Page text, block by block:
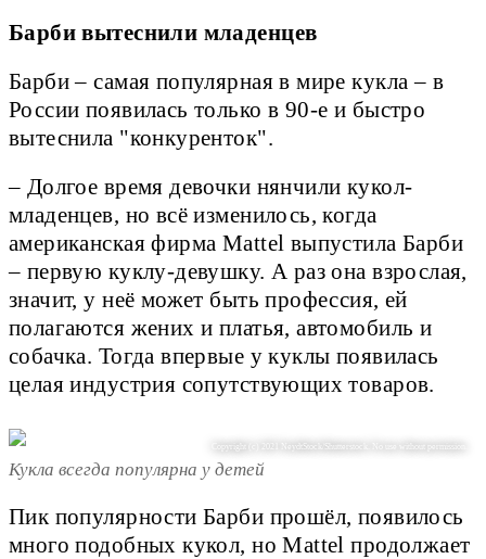
Барби вытеснили младенцев
Барби – самая популярная в мире кукла – в
России появилась только в 90-е и быстро
вытеснила "конкуренток".
– Долгое время девочки нянчили кукол-
младенцев, но всё изменилось, когда
американская фирма Mattel выпустила Барби
– первую куклу-девушку. А раз она взрослая,
значит, у неё может быть профессия, ей
полагаются жених и платья, автомобиль и
собачка. Тогда впервые у куклы появилась
целая индустрия сопутствующих товаров.
Copyright (c) 2021 NeydtStock/Shutterstock. No use without permission.
Кукла всегда популярна у детей
Пик популярности Барби прошёл, появилось
много подобных кукол, но Mattel продолжает